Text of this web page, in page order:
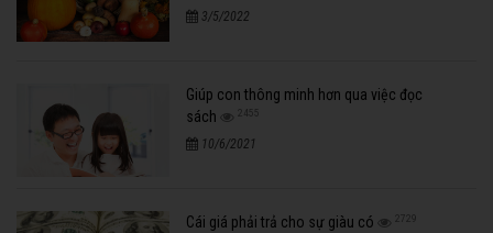
3/5/2022
Giúp con thông minh hơn qua việc đọc
sách
2455
10/6/2021
Cái giá phải trả cho sự giàu có 2729